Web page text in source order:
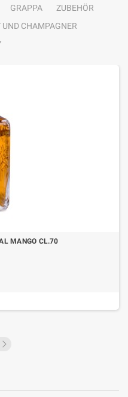
GRAPPA
ZUBEHÖR
UND CHAMPAGNER
MANGO CL.70